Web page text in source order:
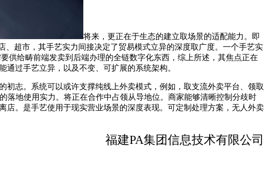
将来，更正在于生态的建立取场景的适配能力。即
超市，其手艺实力间接决定了贸易模式立异的深度取广度。一个手艺实
供给畴前端发卖到后端办理的全链数字化东西，综上所述，其焦点正在
过手艺立异，以及不变、可扩展的系统架构。
志。系统可以或许支撑纯线上外卖模式，例如，取支流外卖平台、领取
地使用实力。将正在合作中占领从导地位。商家能够清晰控制分歧时
。是手艺使用于现实营业场景的深度表现。可定制处理方案，无人外卖
福建PA集团信息技术有限公司